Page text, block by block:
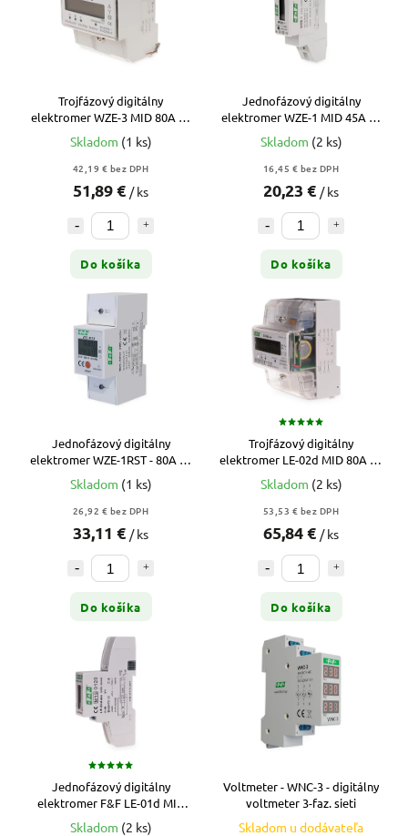
Trojfázový digitálny
elektromer WZE-3 MID 80A na
DIN lištu
Skladom (1 ks)
42,19 € bez DPH
51,89 € / ks
Do košíka
Jednofázový digitálny
elektromer WZE-1 MID 45A na
DIN lištu
Skladom (2 ks)
16,45 € bez DPH
20,23 € / ks
Do košíka
Jednofázový digitálny
elektromer WZE-1RST - 80A - s
nulovateľným počítadlom
Skladom (1 ks)
26,92 € bez DPH
33,11 € / ks
Do košíka
Trojfázový digitálny
elektromer LE-02d MID 80A na
DIN lištu
Skladom (2 ks)
53,53 € bez DPH
65,84 € / ks
Do košíka
Jednofázový digitálny
elektromer F&F LE-01d MID
50A na DIN lištu
Skladom (2 ks)
Voltmeter - WNC-3 - digitálny
voltmeter 3-faz. sieti
Skladom u dodávateľa